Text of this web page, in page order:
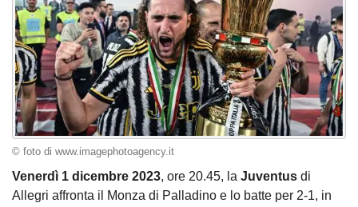
© foto di www.imagephotoagency.it
Venerdì 1 dicembre 2023, ore 20.45, la Juventus di
Allegri affronta il Monza di Palladino e lo batte per 2-1, in